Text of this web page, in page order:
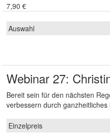
7,90 €
Webinar 27:
Bereit sein für den nächsten
verbessern durch